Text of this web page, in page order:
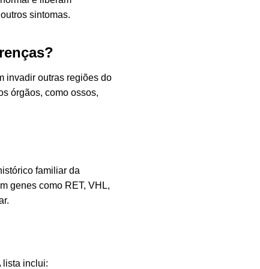
sintomas.
invadir outras regiões do
órgãos, como ossos,
familiar da
genes como RET, VHL,
lista inclui: